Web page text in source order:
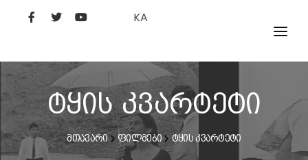
KA
ᲤᲘᲚᲛᲔᲑᲘ
ᲮᲔᲚᲝᲕᲐᲜᲘ
ᲙᲘᲜᲝᲡᲢᲣᲓᲘᲐ
ᲙᲘᲜᲝᲐᲙᲐᲓᲔᲛᲘᲐ
ტყის კვარტეტი
მთავარი ფილმები ტყის კვარტეტი